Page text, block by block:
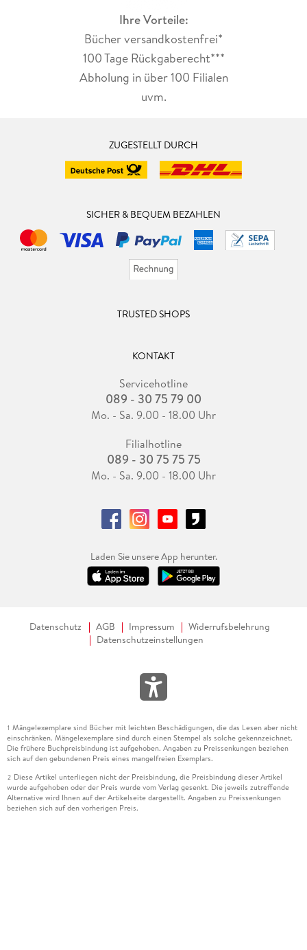
Ihre Vorteile:
Bücher versandkostenfrei*
100 Tage Rückgaberecht***
Abholung in über 100 Filialen
uvm.
ZUGESTELLT DURCH
SICHER & BEQUEM BEZAHLEN
TRUSTED SHOPS
KONTAKT
Servicehotline
089 - 30 75 79 00
Mo. - Sa. 9.00 - 18.00 Uhr
Filialhotline
089 - 30 75 75 75
Mo. - Sa. 9.00 - 18.00 Uhr
Laden Sie unsere App herunter.
Datenschutz AGB Impressum
Widerrufsbelehrung
Datenschutzeinstellungen
1 Mängelexemplare sind Bücher mit leichten Beschädigungen, die das Lesen aber nicht
einschränken. Mängelexemplare sind durch einen Stempel als solche gekennzeichnet.
Die frühere Buchpreisbindung ist aufgehoben. Angaben zu Preissenkungen beziehen
sich auf den gebundenen Preis eines mangelfreien Exemplars.
2 Diese Artikel unterliegen nicht der Preisbindung, die Preisbindung dieser Artikel
wurde aufgehoben oder der Preis wurde vom Verlag gesenkt. Die jeweils zutreffende
Alternative wird Ihnen auf der Artikelseite dargestellt. Angaben zu Preissenkungen
beziehen sich auf den vorherigen Preis.